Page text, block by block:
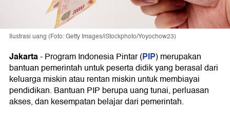
Ilustrasi uang (Foto: Getty Images/iStockphoto/Yoyochow23)
Jakarta-Program Indonesia Pintar (PIP) merupakan
bantuan pemerintah untuk peserta didik yang berasal dari
keluarga miskin atau rentan miskin untuk membiayai
pendidikan. Bantuan PIP berupa uang tunai, perluasan
akses, dan kesempatan belajar dari pemerintah.